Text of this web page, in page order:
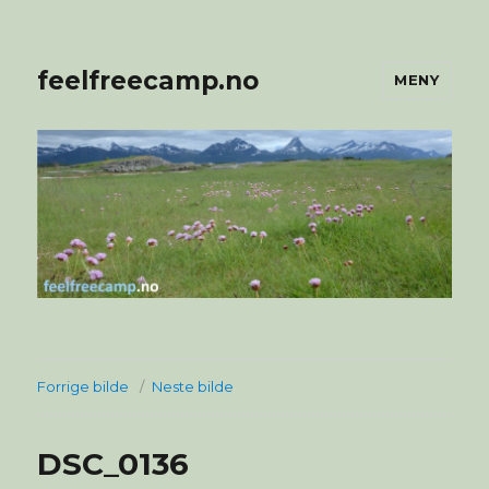
feelfreecamp.no MENY
Forrige bilde Neste bilde
DSC_0136